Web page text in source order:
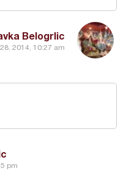
Belogrlic
2014, 10:27 am
pm